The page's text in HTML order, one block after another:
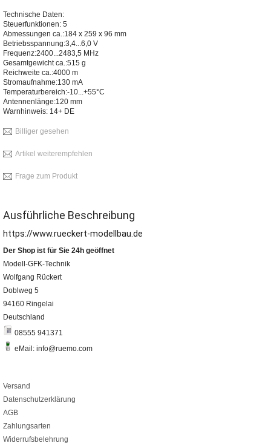
Technische Daten:
Steuerfunktionen: 5
Abmessungen ca.:184 x 259 x 96 mm
Betriebsspannung:3,4...6,0 V
Frequenz:2400...2483,5 MHz
Gesamtgewicht ca.:515 g
Reichweite ca.:4000 m
Stromaufnahme:130 mA
Temperaturbereich:-10...+55°C
Antennenlänge:120 mm
Warnhinweis: 14+ DE
Billiger gesehen
Artikel weiterempfehlen
Frage zum Produkt
Ausführliche Beschreibung
https://www.rueckert-modellbau.de
Der Shop ist für Sie 24h geöffnet
Modell-GFK-Technik
Wolfgang Rückert
Doblweg 5
94160 Ringelai
Deutschland
08555 941371
eMail: info@ruemo.com
Versand
Datenschutzerklärung
AGB
Zahlungsarten
Widerrufsbelehrung